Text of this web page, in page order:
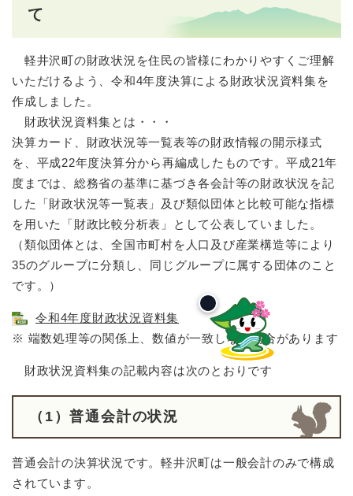
て
軽井沢町の財政状況を住民の皆様にわかりやすくご理解
いただけるよう、令和4年度決算による財政状況資料集を
作成しました。
財政状況資料集とは・・・
決算カード、財政状況等一覧表等の財政情報の開示様式
を、平成22年度決算分から再編成したものです。平成21年
度までは、総務省の基準に基づき各会計等の財政状況を記
した「財政状況等一覧表」及び類似団体と比較可能な指標
を用いた「財政比較分析表」として公表していました。
（類似団体とは、全国市町村を人口及び産業構造等により
35のグループに分類し、同じグループに属する団体のこと
です。）
令和4年度財政状況資料集
※ 端数処理等の関係上、数値が一致しない場合があります
財政状況資料集の記載内容は次のとおりです
（1）普通会計の状況
普通会計の決算状況です。軽井沢町は一般会計のみで構成
されています。